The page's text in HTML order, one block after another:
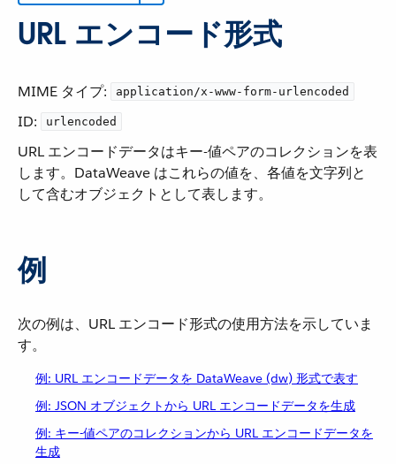
URL エンコード形式
MIME タイプ: application/x-www-form-urlencoded
ID: urlencoded
URL エンコードデータはキー-値ペアのコレクションを表
します。DataWeave はこれらの値を、各値を文字列と
して含むオブジェクトとして表します。
例
次の例は、URL エンコード形式の使用方法を示していま
す。
例: URL エンコードデータを DataWeave (dw) 形式で表す
例: JSON オブジェクトから URL エンコードデータを生成
例: キー-値ペアのコレクションから URL エンコードデータを
生成